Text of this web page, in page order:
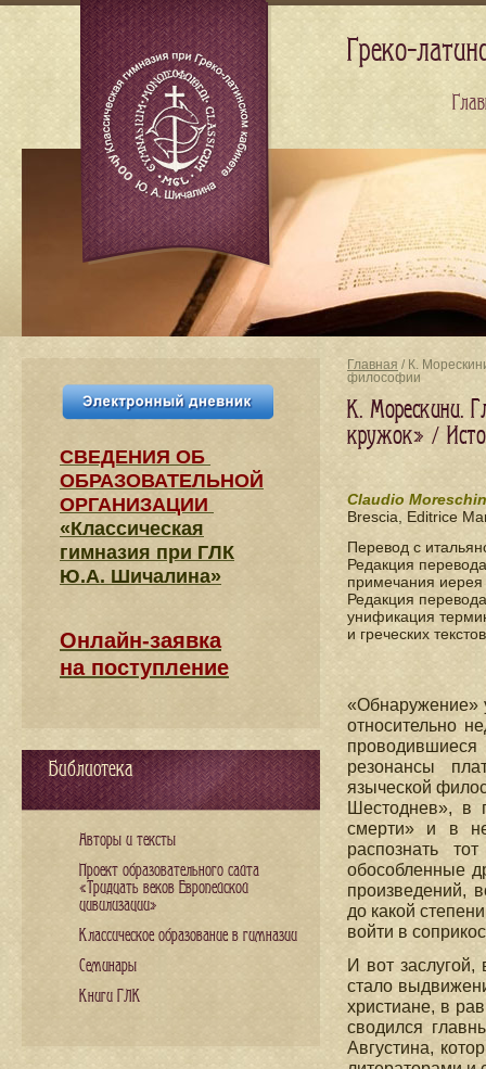
Главная / К.
философии
К. Морескини.
кружок» /
Claudio
Brescia, Editrice
Перевод с
Редакция
примечания иерея
Редакция
унификация
и греческих
«Обнаружение»
относительно
резонансы
языческой
Шестоднев», в
смерти» и в
распознать
обособленные
произведений,
до какой
войти в
И вот
стало
христиане, в
сводился
Августина,
СВЕДЕНИЯ​ ОБ
ОБРАЗОВАТЕЛЬНОЙ
ОРГАНИЗАЦИИ
«Классическая
гимназия при ГЛК
Ю.А. Шичалина»
Онлайн-заявка
на поступление
Библиотека
Авторы и тексты
Проект образовательного сайта
«Тридцать веков Европейской
цивилизации»
Классическое образование в гимназии
Семинары
Книги ГЛК
Греко-